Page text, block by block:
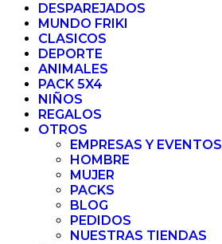
DESPAREJADOS
MUNDO FRIKI
CLASICOS
DEPORTE
ANIMALES
PACK 5X4
NIÑOS
REGALOS
OTROS
EMPRESAS Y EVENTOS
HOMBRE
MUJER
PACKS
BLOG
PEDIDOS
NUESTRAS TIENDAS